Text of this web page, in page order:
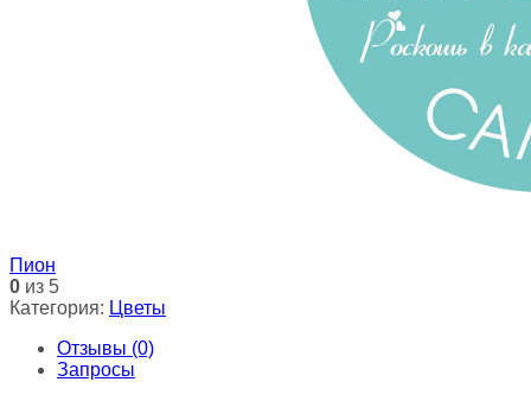
Пион
0 из 5
Категория: Цветы
Отзывы (0)
Запросы